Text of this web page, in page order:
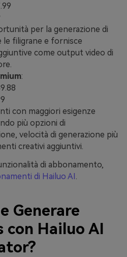
per la generazione di
le filigrane e fornisce
come output video di
:
con maggiori esigenze
più opzioni di
velocità di generazione più
creativi aggiuntivi.
di abbonamento,
di Hailuo AI.
Generare
con Hailuo AI